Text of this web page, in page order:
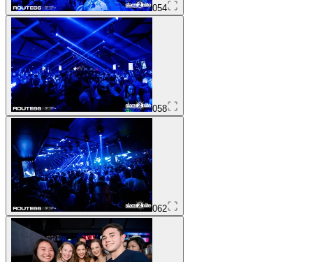
054
058
062